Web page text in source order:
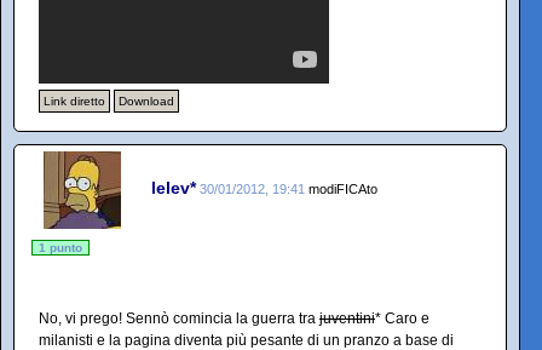
Link diretto Download
lelev* 30/01/2012, 19:41 modiFICAto
1 punto
No, vi prego! Sennò comincia la guerra tra juventini* Caro e
milanisti e la pagina diventa più pesante di un pranzo a base di